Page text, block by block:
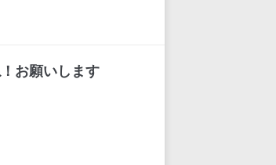
お願いします